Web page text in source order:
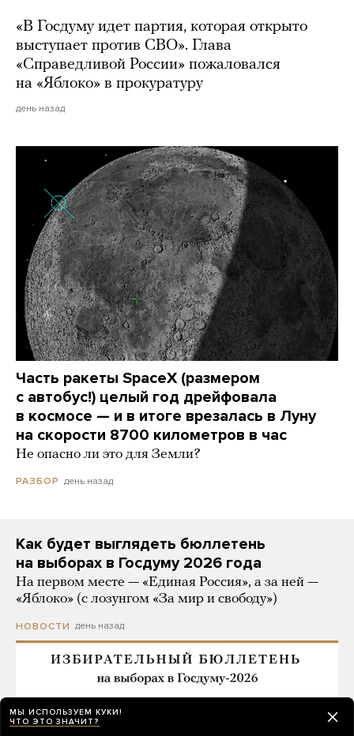
«В Госдуму идет партия, которая открыто
выступает против СВО». Глава
«Справедливой России» пожаловался
на «Яблоко» в прокуратуру
день назад
Часть ракеты SpaceX (размером
с автобус!) целый год дрейфовала
в космосе — и в итоге врезалась в Луну
на скорости 8700 километров в час
Не опасно ли это для Земли?
РАЗБОР день назад
Как будет выглядеть бюллетень
на выборах в Госдуму 2026 года
На первом месте — «Единая Россия», а за ней —
«Яблоко» (с лозунгом «За мир и свободу»)
НОВОСТИ день назад
МЫ ИСПОЛЬЗУЕМ КУКИ!
ЧТО ЭТО ЗНАЧИТ?